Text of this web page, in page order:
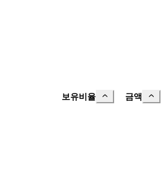
보유비율 금액